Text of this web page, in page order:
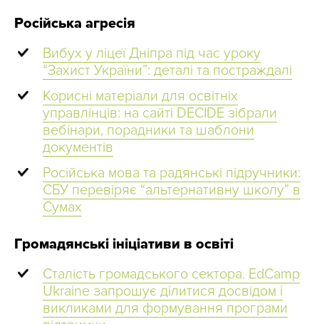
Російська агресія
Вибух у ліцеї Дніпра під час уроку
“Захист України”: деталі та постраждалі
Корисні матеріали для освітніх
управлінців: на сайті DECIDE зібрали
вебінари, порадники та шаблони
документів
Російська мова та радянські підручники:
СБУ перевіряє “альтернативну школу” в
Сумах
Громадянські ініціативи в освіті
Сталість громадського сектора. EdCamp
Ukraine запрошує ділитися досвідом і
викликами для формування програми